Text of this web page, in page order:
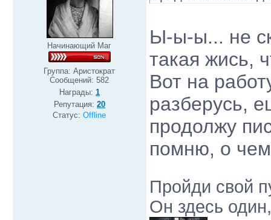
Начинающий Маг
Группа: Аристократ
Сообщений:582
Награды: 1
Репутация: 20
Статус:Offline
Ы-ы-ы... не
такая жись,
Вот на
разберусь,
продолжу
помню, о
Пройди свой
Он здесь